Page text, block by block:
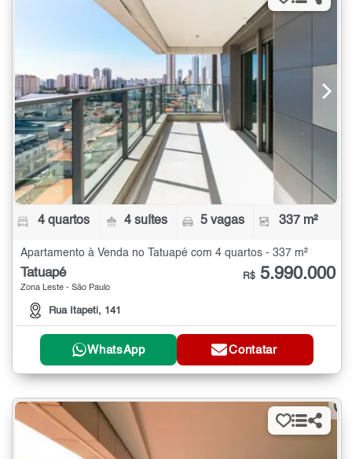
4 quartos 4 suítes 5 vagas 337 m²
Apartamento à Venda no Tatuapé com 4 quartos - 337 m²
Tatuapé
Zona Leste - São Paulo
Rua Itapeti, 141
R$ 5.990.000
WhatsApp Contatar